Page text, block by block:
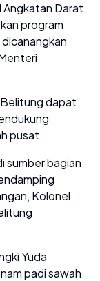
Angkatan Darat
program
dapat
pusat.
sumber bagian
Kolonel
Yuda
padi sawah